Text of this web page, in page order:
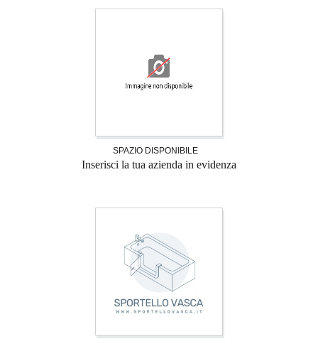
SPAZIO DISPONIBILE
Inserisci la tua azienda in evidenza